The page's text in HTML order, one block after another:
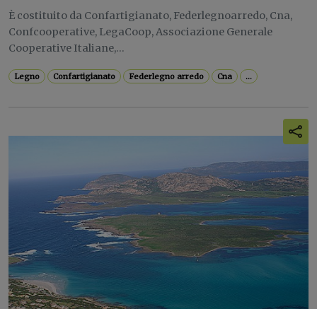
È costituito da Confartigianato, Federlegnoarredo, Cna,
Confcooperative, LegaCoop, Associazione Generale
Cooperative Italiane,...
Legno Confartigianato Federlegno arredo Cna ...